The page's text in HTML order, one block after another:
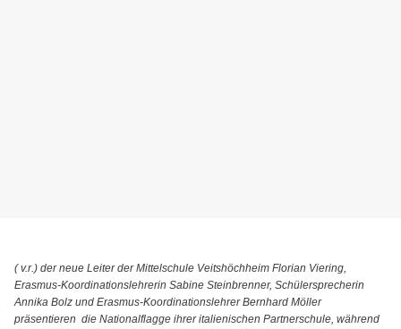
( v.r.) der neue Leiter der Mittelschule Veitshöchheim Florian Viering,
Erasmus-Koordinationslehrerin Sabine Steinbrenner, Schülersprecherin
Annika Bolz und Erasmus-Koordinationslehrer Bernhard Möller
präsentieren die Nationalflagge ihrer italienischen Partnerschule, während